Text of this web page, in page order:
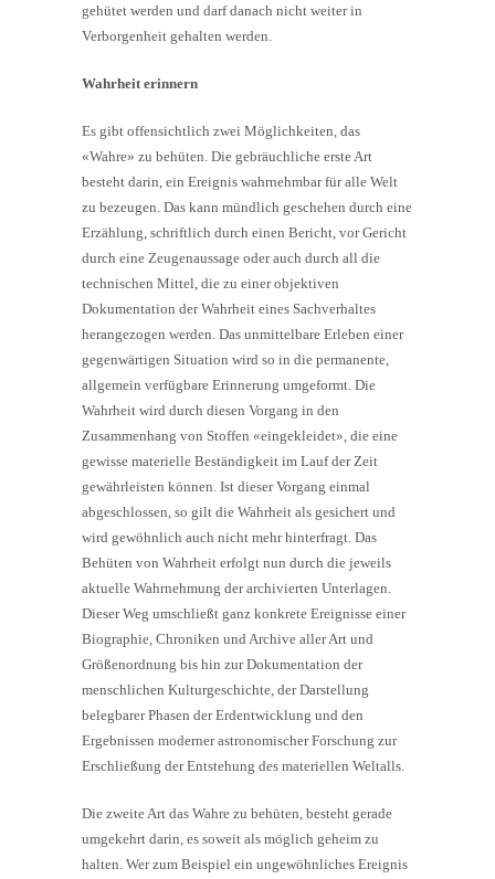
gehütet werden und darf danach nicht weiter in
Verborgenheit gehalten werden.
Wahrheit erinnern
Es gibt offensichtlich zwei Möglichkeiten, das
«Wahre» zu behüten. Die gebräuchliche erste Art
besteht darin, ein Ereignis wahrnehmbar für alle Welt
zu bezeugen. Das kann mündlich geschehen durch eine
Erzählung, schriftlich durch einen Bericht, vor Gericht
durch eine Zeugenaussage oder auch durch all die
technischen Mittel, die zu einer objektiven
Dokumentation der Wahrheit eines Sachverhaltes
herangezogen werden. Das unmittelbare Erleben einer
gegenwärtigen Situation wird so in die permanente,
allgemein verfügbare Erinnerung umgeformt. Die
Wahrheit wird durch diesen Vorgang in den
Zusammenhang von Stoffen «eingekleidet», die eine
gewisse materielle Beständigkeit im Lauf der Zeit
gewährleisten können. Ist dieser Vorgang einmal
abgeschlossen, so gilt die Wahrheit als gesichert und
wird gewöhnlich auch nicht mehr hinterfragt. Das
Behüten von Wahrheit erfolgt nun durch die jeweils
aktuelle Wahrnehmung der archivierten Unterlagen.
Dieser Weg umschließt ganz konkrete Ereignisse einer
Biographie, Chroniken und Archive aller Art und
Größenordnung bis hin zur Dokumentation der
menschlichen Kulturgeschichte, der Darstellung
belegbarer Phasen der Erdentwicklung und den
Ergebnissen moderner astronomischer Forschung zur
Erschließung der Entstehung des materiellen Weltalls.
Die zweite Art das Wahre zu behüten, besteht gerade
umgekehrt darin, es soweit als möglich geheim zu
halten. Wer zum Beispiel ein ungewöhnliches Ereignis